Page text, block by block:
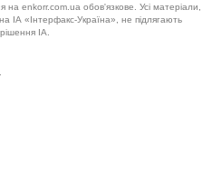
на enkorr.com.ua обов'язкове. Усі матеріали,
ІА «Інтерфакс-Україна», не підлягають
ІА.